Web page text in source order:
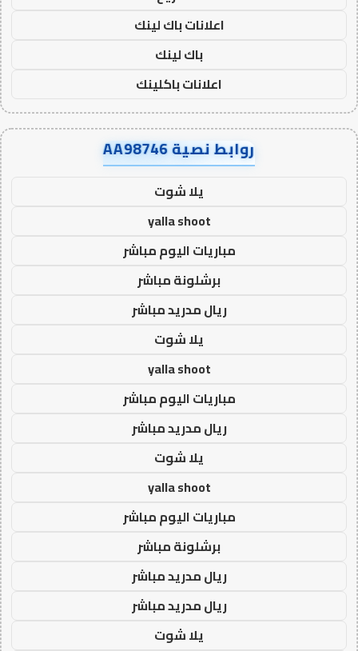
اعلانات باك لينك
باك لينك
اعلانات باكلينك
روابط نصية AA98746
يلا شوت
yalla shoot
مباريات اليوم مباشر
برشلونة مباشر
ريال مدريد مباشر
يلا شوت
yalla shoot
مباريات اليوم مباشر
ريال مدريد مباشر
يلا شوت
yalla shoot
مباريات اليوم مباشر
برشلونة مباشر
ريال مدريد مباشر
ريال مدريد مباشر
يلا شوت